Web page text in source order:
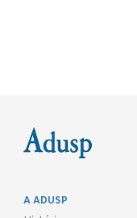
A ADUSP